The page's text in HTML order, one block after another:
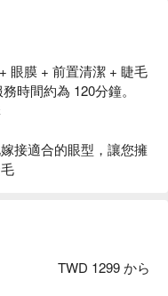
眼膜 + 前置清潔 + 睫毛
時間約為 120分鐘。
接適合的眼型，讓您擁
TWD 1299 から